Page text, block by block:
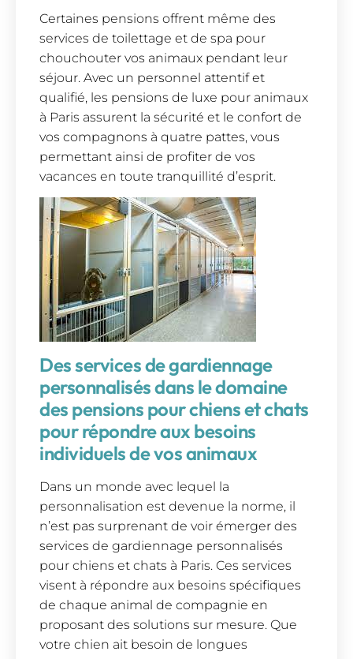
Certaines pensions offrent même des
services de toilettage et de spa pour
chouchouter vos animaux pendant leur
séjour. Avec un personnel attentif et
qualifié, les pensions de luxe pour animaux
à Paris assurent la sécurité et le confort de
vos compagnons à quatre pattes, vous
permettant ainsi de profiter de vos
vacances en toute tranquillité d’esprit.
Des services de gardiennage
personnalisés dans le domaine
des pensions pour chiens et chats
pour répondre aux besoins
individuels de vos animaux
Dans un monde avec lequel la
personnalisation est devenue la norme, il
n’est pas surprenant de voir émerger des
services de gardiennage personnalisés
pour chiens et chats à Paris. Ces services
visent à répondre aux besoins spécifiques
de chaque animal de compagnie en
proposant des solutions sur mesure. Que
votre chien ait besoin de longues